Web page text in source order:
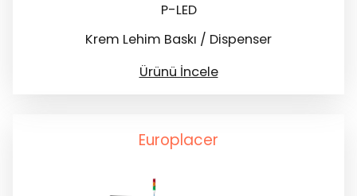
P-LED
Krem Lehim Baskı / Dispenser
Ürünü İncele
Europlacer